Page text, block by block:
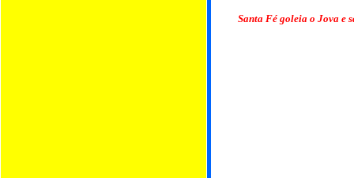
Santa Fé goleia o Jova e